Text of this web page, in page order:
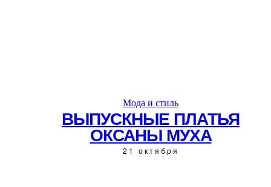
Мода и стиль
ВЫПУСКНЫЕ ПЛАТЬЯ
ОКСАНЫ МУХА
21 октября